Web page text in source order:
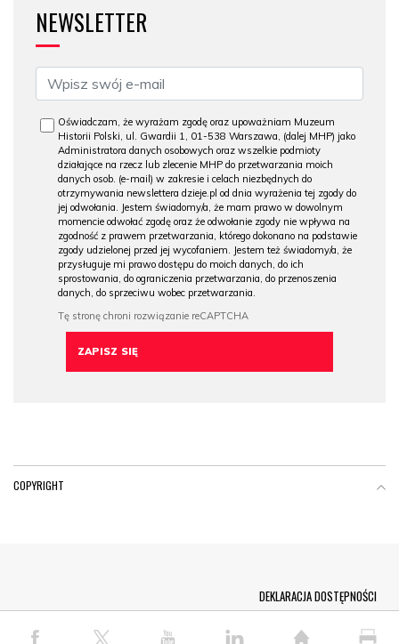
NEWSLETTER
Oświadczam, że wyrażam zgodę oraz upoważniam Muzeum
Historii Polski, ul. Gwardii 1, 01-538 Warszawa, (dalej MHP) jako
Administratora danych osobowych oraz wszelkie podmioty
działające na rzecz lub zlecenie MHP do przetwarzania moich
danych osob. (e-mail) w zakresie i celach niezbędnych do
otrzymywania newslettera dzieje.pl od dnia wyrażenia tej zgody do
jej odwołania. Jestem świadomy/a, że mam prawo w dowolnym
momencie odwołać zgodę oraz że odwołanie zgody nie wpływa na
zgodność z prawem przetwarzania, którego dokonano na podstawie
zgody udzielonej przed jej wycofaniem. Jestem też świadomy/a, że
przysługuje mi prawo dostępu do moich danych, do ich
sprostowania, do ograniczenia przetwarzania, do przenoszenia
danych, do sprzeciwu wobec przetwarzania.
COPYRIGHT
© COPYRIGHT PAP 2026
DEKLARACJA DOSTĘPNOŚCI